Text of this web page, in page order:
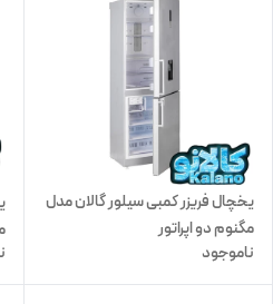
یخچال فریزر کمبی سیلور گالان مدل
مگنوم دو اپراتور
ناموجود